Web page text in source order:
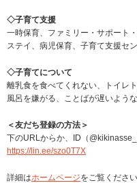
◇子育て支援
一時保育、ファミリー・サポート
ステイ、病児保育、子育て支援セ
◇子育てについて
離乳食を食べてくれない、トイレ
風呂を嫌がる、ことばが遅いよう
＜友だち登録の方法＞
下のURLからか、ID（
https://lin.ee/szo0T7X
詳細はホームページをご覧ください